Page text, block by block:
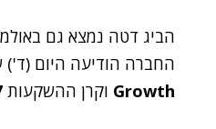
הביג דטה נמצא גם
החברה הודיעה היום (ד') שהשלימה
Growth וקרן ההשקעות